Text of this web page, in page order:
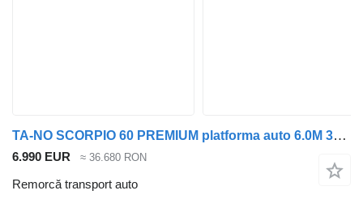
TA-NO SCORPIO 60 PREMIUM platforma auto 6.0M 3500 KG
6.990 EUR ≈ 36.680 RON
Remorcă transport auto